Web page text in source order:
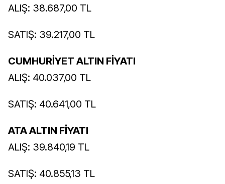
ALIŞ: 38.687,00 TL
SATIŞ: 39.217,00 TL
CUMHURİYET ALTIN FİYATI
ALIŞ: 40.037,00 TL
SATIŞ: 40.641,00 TL
ATA ALTIN FİYATI
ALIŞ: 39.840,19 TL
SATIŞ: 40.855,13 TL